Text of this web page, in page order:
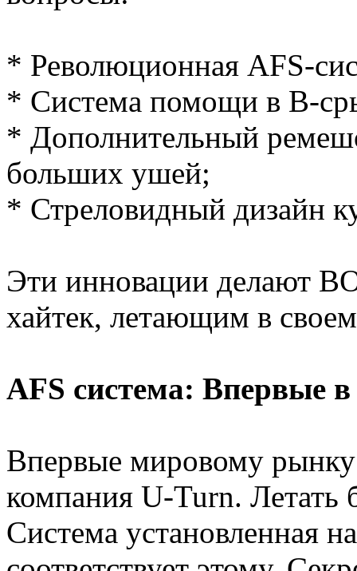
* Революционная AFS-
* Система помощи в B-
* Дополнительный
больших ушей;
* Стреловидный дизайн
Эти инновации делают
хайтек, летающим в
AFS система: Впервые
Впервые мировому рынку
компания U-Turn. Летать
Система установленная